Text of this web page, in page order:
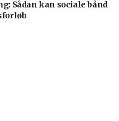
Sådan kan sociale bånd